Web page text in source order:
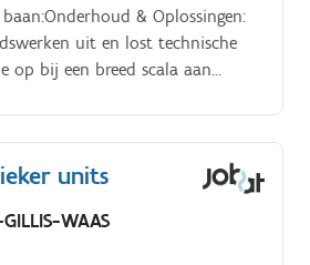
& Oplossingen:
uit en lost technische
op bij een breed scala aan
units
WAAS